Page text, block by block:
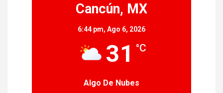
Cancún, MX
6:44 pm, Ago 6, 2026
31 °C
Algo De Nubes